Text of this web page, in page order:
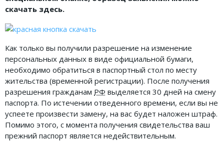
скачать здесь.
Как только вы получили разрешение на изменение
персональных данных в виде официальной бумаги,
необходимо обратиться в паспортный стол по месту
жительства (временной регистрации). После получения
разрешения гражданам РФ выделяется 30 дней на смену
паспорта. По истечении отведенного времени, если вы не
успеете произвести замену, на вас будет наложен штраф.
Помимо этого, с момента получения свидетельства ваш
прежний паспорт является недействительным.